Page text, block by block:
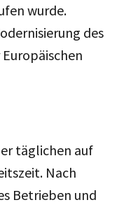
wurde.
des
täglichen auf
Nach
Betrieben und